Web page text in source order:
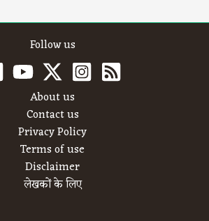
Follow us
About us
Contact us
Privacy Policy
Terms of use
Disclaimer
लेखकों के लिए